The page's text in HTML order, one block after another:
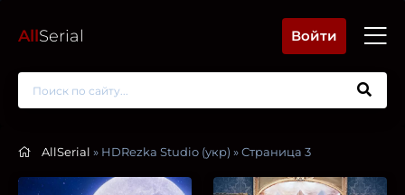
AllSerial Войти
AllSerial » HDRezka Studio (укр) » Страница 3